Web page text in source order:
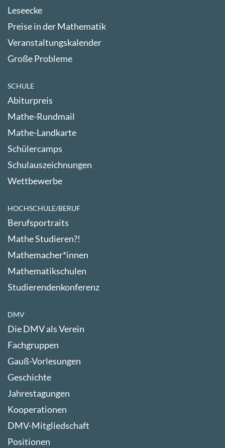
Leseecke
Preise in der Mathematik
Veranstaltungskalender
Große Probleme
SCHULE
Abiturpreis
Mathe-Rundmail
Mathe-Landkarte
Schülercamps
Schulauszeichnungen
Wettbewerbe
HOCHSCHULE/BERUF
Berufsportraits
Mathe Studieren?!
Mathemacher*innen
Mathematikschulen
Studierendenkonferenz
DMV
Die DMV als Verein
Fachgruppen
Gauß-Vorlesungen
Geschichte
Jahrestagungen
Kooperationen
DMV-Mitgliedschaft
Positionen